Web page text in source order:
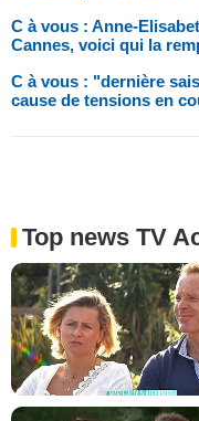
C à vous : Anne-
Cannes, voici qui la
C à vous : "dernière
cause de tensions en
Top news TV